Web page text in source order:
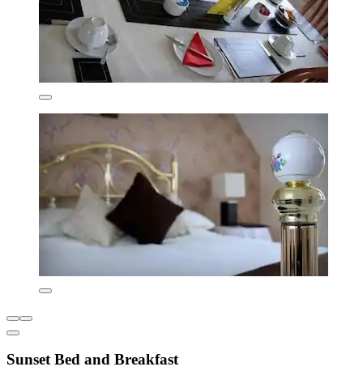
Sunset Bed and Breakfast